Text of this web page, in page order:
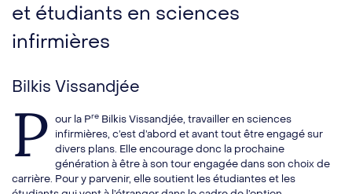
et étudiants en sciences
infirmières
Bilkis Vissandjée
P our la PreBilkis Vissandjée, travailler en sciences
infirmières, c’est d’abord et avant tout être engagé sur
divers plans. Elle encourage donc la prochaine
génération à être à son tour engagée dans son choix de
carrière. Pour y parvenir, elle soutient les étudiantes et les